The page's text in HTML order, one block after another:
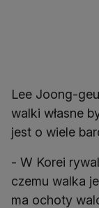
Lee Joong-
walki własne
jest o wiele
- W Korei
czemu walka
ma ochoty